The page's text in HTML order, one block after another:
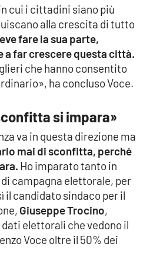
cui i cittadini siano più
alla crescita di tutto
fare la sua parte,
far crescere questa città.
che hanno consentito
ha concluso Voce.
si impara»
va in questa direzione ma
mai di sconfitta, perché
Ho imparato tanto in
campagna elettorale, per
il candidato sindaco per il
Giuseppe Trocino,
elettorali che vedono il
Voce oltre il 50% dei